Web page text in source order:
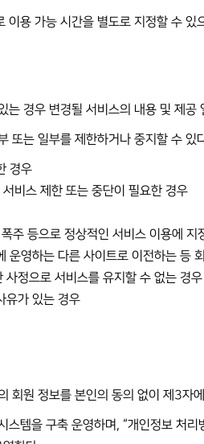
용 가능 시간을 별도로 지정할 수 있
는 경우 변경될 서비스의 내용 및 제
또는 일부를 제한하거나 중지할 수
경우
비스 제한 또는 중단이 필요한 경우
주 등으로 정상적인 서비스 이용에 지
영하는 다른 사이트로 이전하는 등
정으로 서비스를 유지할 수 없는 경우
유가 있는 경우
회원 정보를 본인의 동의 없이 제3자
템을 구축 운영하며, “개인정보 처